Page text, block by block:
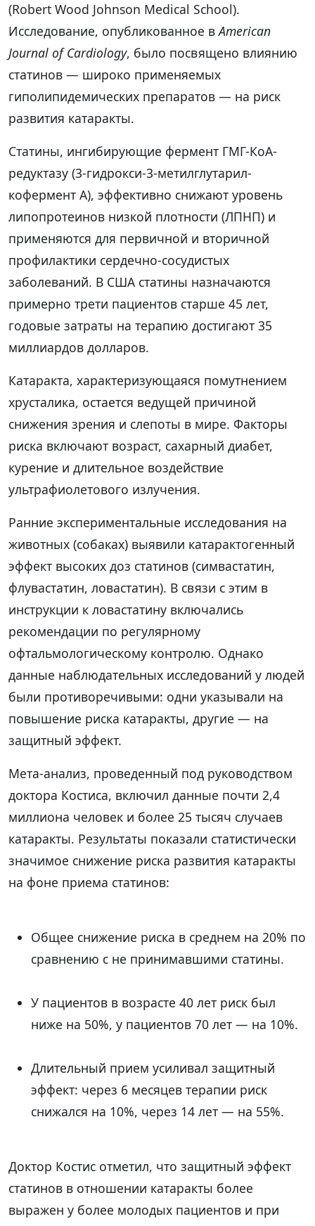
(Robert Wood Johnson Medical School).
Исследование, опубликованное вAmerican
Journal of Cardiology, было посвящено влиянию
статинов — широко применяемых
гиполипидемических препаратов — на риск
развития катаракты.
Статины, ингибирующие фермент ГМГ-КоА-
редуктазу (3-гидрокси-3-метилглутарил-
кофермент А), эффективно снижают уровень
липопротеинов низкой плотности (ЛПНП) и
применяются для первичной и вторичной
профилактики сердечно-сосудистых
заболеваний. В США статины назначаются
примерно трети пациентов старше 45 лет,
годовые затраты на терапию достигают 35
миллиардов долларов.
Катаракта, характеризующаяся помутнением
хрусталика, остается ведущей причиной
снижения зрения и слепоты в мире. Факторы
риска включают возраст, сахарный диабет,
курение и длительное воздействие
ультрафиолетового излучения.
Ранние экспериментальные исследования на
животных (собаках) выявили катарактогенный
эффект высоких доз статинов (симвастатин,
флувастатин, ловастатин). В связи с этим в
инструкции к ловастатину включались
рекомендации по регулярному
офтальмологическому контролю. Однако
данные наблюдательных исследований у людей
были противоречивыми: одни указывали на
повышение риска катаракты, другие — на
защитный эффект.
Мета-анализ, проведенный под руководством
доктора Костиса, включил данные почти 2,4
миллиона человек и более 25 тысяч случаев
катаракты. Результаты показали статистически
значимое снижение риска развития катаракты
на фоне приема статинов:
Общее снижение риска в среднем на 20% по
сравнению с не принимавшими статины.
У пациентов в возрасте 40 лет риск был
ниже на 50%, у пациентов 70 лет — на 10%.
Длительный прием усиливал защитный
эффект: через 6 месяцев терапии риск
снижался на 10%, через 14 лет — на 55%.
Доктор Костис отметил, что защитный эффект
статинов в отношении катаракты более
выражен у более молодых пациентов и при